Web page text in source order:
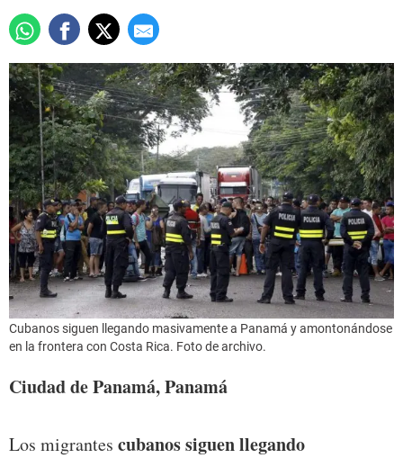
Cubanos siguen llegando masivamente a Panamá y amontonándose
en la frontera con Costa Rica. Foto de archivo.
Ciudad de Panamá, Panamá
Los migrantes cubanos siguen llegando